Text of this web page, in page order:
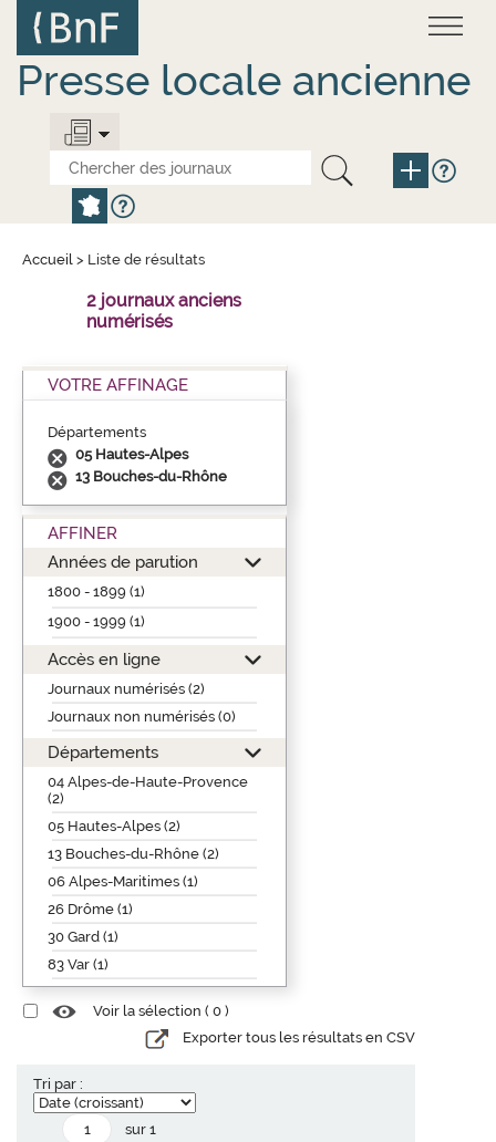
contenu
principal
Presse locale ancienne
Accueil > Liste de résultats
2 journaux anciens
numérisés
VOTRE AFFINAGE
Départements
05 Hautes-Alpes
13 Bouches-du-Rhône
AFFINER
Années de parution
1800 - 1899 (1)
1900 - 1999 (1)
Accès en ligne
Journaux numérisés (2)
Journaux non numérisés (0)
Départements
04 Alpes-de-Haute-Provence
(2)
05 Hautes-Alpes (2)
13 Bouches-du-Rhône (2)
06 Alpes-Maritimes (1)
26 Drôme (1)
30 Gard (1)
83 Var (1)
Voir la sélection ( 0 )
Exporter tous les résultats en CSV
Tri par :
sur 1
Panneau de gestion des cookies